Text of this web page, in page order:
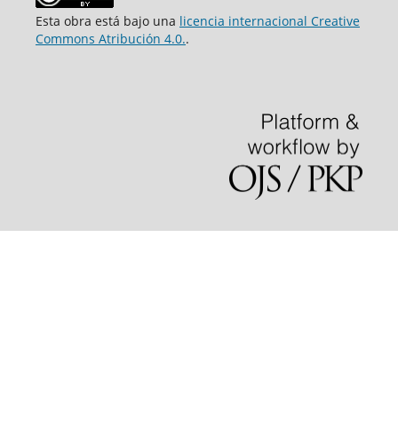
Esta obra está bajo una licencia internacional Creative
Commons Atribución 4.0..